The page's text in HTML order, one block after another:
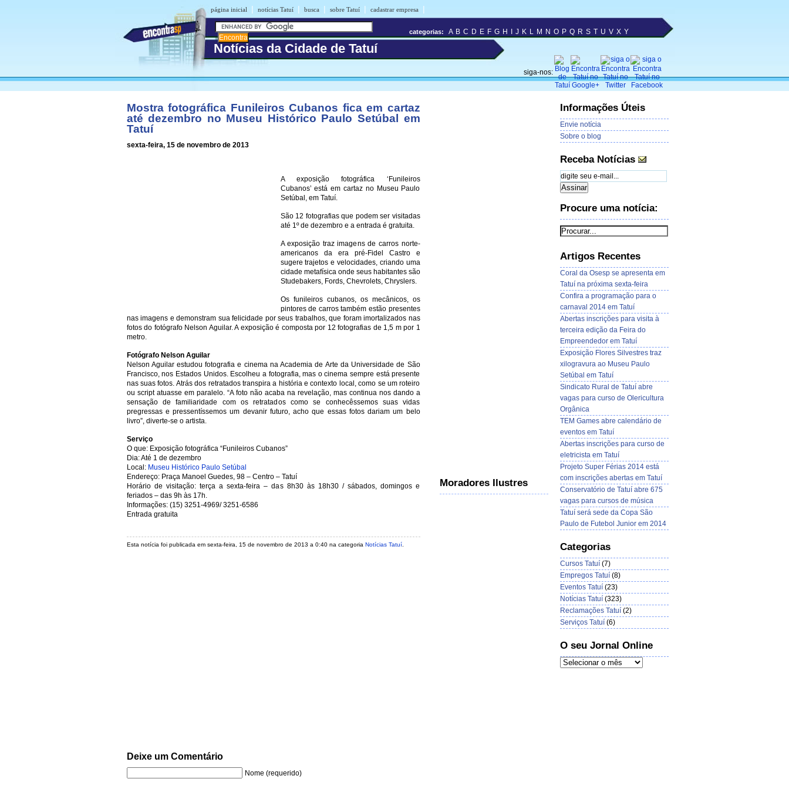
página inicial | notícias Tatuí | busca | sobre Tatuí | cadastrar empresa |
Notícias da Cidade de Tatuí
siga-nos:
categorias: A B C D E F G H J K L M N O P Q R S T U V X Y
Mostra fotográfica Funileiros Cubanos fica em cartaz
até dezembro no Museu Histórico Paulo Setúbal em
Tatuí
sexta-feira, 15 de novembro de 2013
A exposição fotográfica ‘Funileiros
Cubanos’ está em cartaz no Museu Paulo
Setúbal, em Tatuí.
São 12 fotografias que podem ser visitadas
até 1º de dezembro e a entrada é gratuita.
A exposição traz imagens de carros norte-
americanos da era pré-Fidel Castro e
sugere trajetos e velocidades, criando uma
cidade metafísica onde seus habitantes são
Studebakers, Fords, Chevrolets, Chryslers.
Os funileiros cubanos, os mecânicos, os
pintores de carros também estão presentes
nas imagens e demonstram sua felicidade por seus trabalhos, que foram imortalizados nas
fotos do fotógrafo Nelson Aguilar. A exposição é composta por 12 fotografias de 1,5 m por 1
metro.
Fotógrafo Nelson Aguilar
Nelson Aguilar estudou fotografia e cinema na Academia de Arte da Universidade de São
Francisco, nos Estados Unidos. Escolheu a fotografia, mas o cinema sempre está presente
nas suas fotos. Atrás dos retratados transpira a história e contexto local, como se um roteiro
ou script atuasse em paralelo. “A foto não acaba na revelação, mas continua nos dando a
sensação de familiaridade com os retratados como se conhecêssemos suas vidas
pregressas e pressentíssemos um devanir futuro, acho que essas fotos dariam um belo
livro”, diverte-se o artista.
Serviço
O que: Exposição fotográfica “Funileiros Cubanos”
Dia: Até 1 de dezembro
Local: Museu Histórico Paulo Setúbal
Endereço: Praça Manoel Guedes, 98 – Centro – Tatuí
Horário de visitação: terça a sexta-feira – das 8h30 às 18h30 / sábados, domingos e
feriados – das 9h às 17h.
Informações: (15) 3251-4969/ 3251-6586
Entrada gratuita
Esta notícia foi publicada em sexta-feira, 15 de novembro de 2013 a 0:40 na categoria Notícias Tatuí.
Deixe um Comentário
Nome (requerido)
Moradores Ilustres
Informações Úteis
Envie notícia
Sobre o blog
Receba Notícias
Procure uma notícia:
Artigos Recentes
Coral da Osesp se apresenta em
Tatuí na próxima sexta-feira
Confira a programação para o
carnaval 2014 em Tatuí
Abertas inscrições para visita à
terceira edição da Feira do
Empreendedor em Tatuí
Exposição Flores Silvestres traz
xilogravura ao Museu Paulo
Setúbal em Tatuí
Sindicato Rural de Tatuí abre
vagas para curso de Olericultura
Orgânica
TEM Games abre calendário de
eventos em Tatuí
Abertas inscrições para curso de
eletricista em Tatuí
Projeto Super Férias 2014 está
com inscrições abertas em Tatuí
Conservatório de Tatuí abre 675
vagas para cursos de música
Tatuí será sede da Copa São
Paulo de Futebol Junior em 2014
Categorias
Cursos Tatuí(7)
Empregos Tatuí(8)
Eventos Tatuí(23)
Notícias Tatuí(323)
Reclamações Tatuí(2)
Serviços Tatuí(6)
O seu Jornal Online